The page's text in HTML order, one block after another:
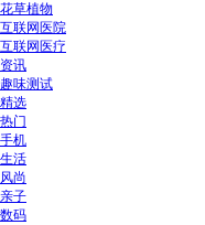
花草植物
互联网医院
互联网医疗
资讯
趣味测试
精选
热门
手机
生活
风尚
亲子
数码